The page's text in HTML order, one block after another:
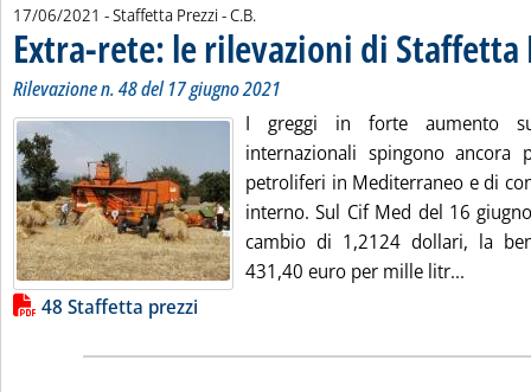
17/06/2021 - Staffetta Prezzi -di:
C.B.
Extra-rete: le rilevazioni di Staffetta
Rilevazione n. 48 del 17 giugno 2021
I greggi in forte aumento
internazionali spingono
petroliferi in Mediterraneo e di
interno. Sul Cif Med del 16
cambio di 1,2124 dollari, la
431,40 euro per mille litr...
Lista allegati PDF alla notizia
48 Staffetta prezzi